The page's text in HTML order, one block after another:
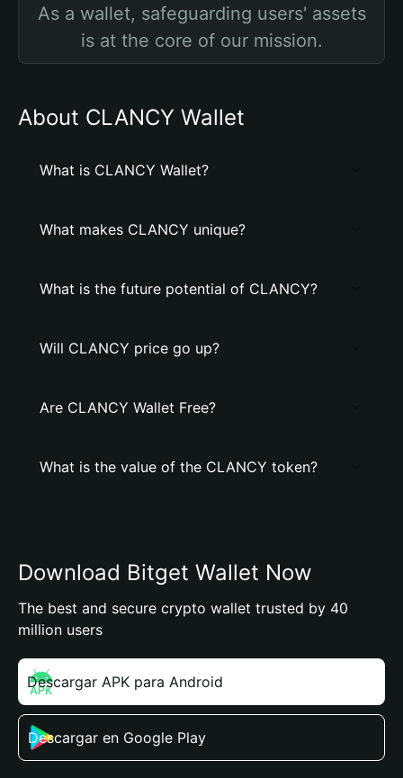
As a wallet, safeguarding users' assets
is at the core of our mission.
About CLANCY Wallet
What is CLANCY Wallet?
What makes CLANCY unique?
What is the future potential of CLANCY?
Will CLANCY price go up?
Are CLANCY Wallet Free?
What is the value of the CLANCY token?
Download Bitget Wallet Now
The best and secure crypto wallet trusted by 40
million users
Descargar APK para Android
Descargar en Google Play